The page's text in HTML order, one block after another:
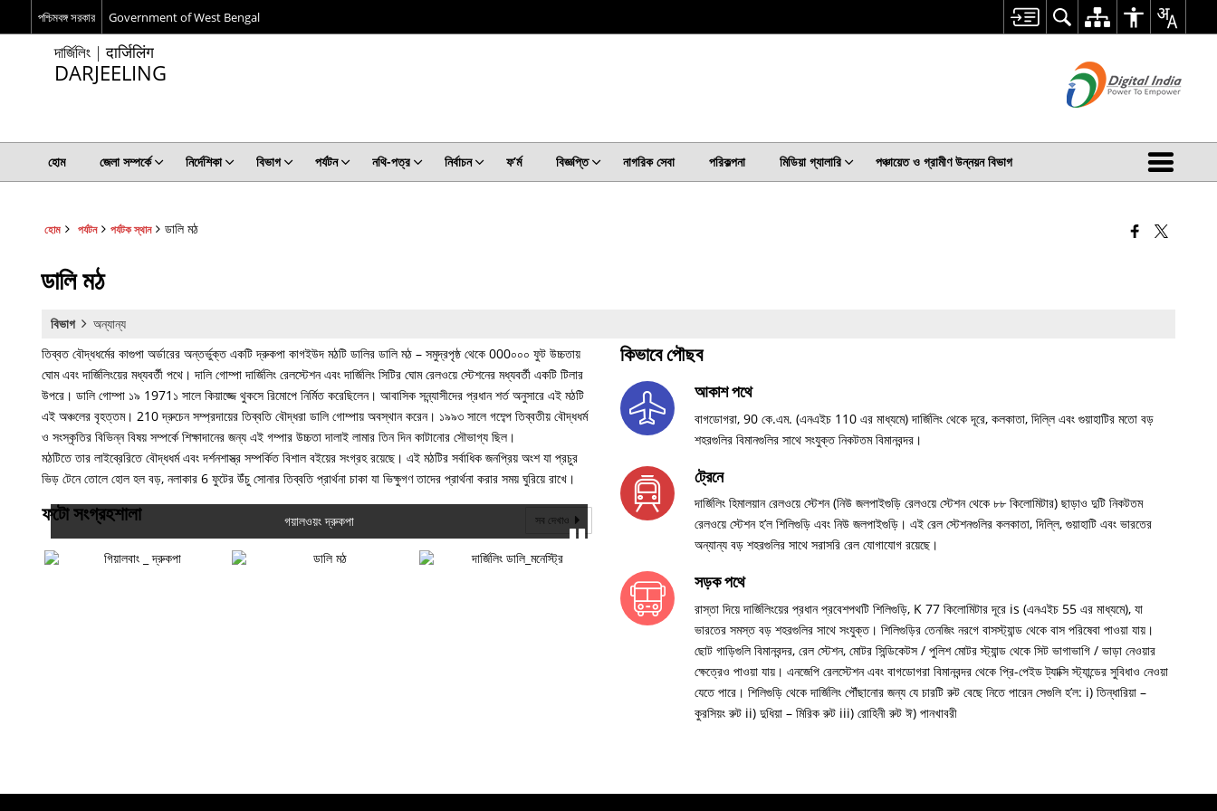
পশ্চিমবঙ্গ সরকার Government of West Bengal
দার্জিলিং | दार्जिलिंग
DARJEELING
হোম জেলা সম্পর্কে নির্দেশিকা বিভাগ পর্যটন নথি-পত্র নির্বাচন ফ’ৰ্ম বিজ্ঞপ্তি নাগরিক সেবা পরিকল্পনা মিডিয়া গ্যালারি পঞ্চায়েত ও গ্রামীণ উন্নয়ন বিভাগ
হোম পর্যটন পর্যটক স্থান ডালি মঠ
ডালি মঠ
বিভাগ
অন্যান্য
তিব্বত বৌদ্ধধর্মের কাগুপা অর্ডারের অন্তর্ভুক্ত একটি দ্রুকপা কাগইউদ মঠটি ডালির ডালি মঠ – সমুদ্রপৃষ্ঠ থেকে 000০০০ ফুট উচ্চতায়
ঘোম এবং দার্জিলিংয়ের মধ্যবর্তী পথে। দালি গোম্পা দার্জিলিং রেলস্টেশন এবং দার্জিলিং সিটির ঘোম রেলওয়ে স্টেশনের মধ্যবর্তী একটি টিলার
উপরে। ডালি গোম্পা ১৯ 1971১ সালে কিয়াজ্জে থুকসে রিমোপে নির্মিত করেছিলেন। আবাসিক সন্ন্যাসীদের প্রধান শর্ত অনুসারে এই মঠটি
এই অঞ্চলের বৃহত্তম। 210 দ্রুচেন সম্প্রদায়ের তিব্বতি বৌদ্ধরা ডালি গোম্পায় অবস্থান করেন। ১৯৯৩ সালে গম্ব্পে তিব্বতীয় বৌদ্ধধর্ম
ও সংস্কৃতির বিভিন্ন বিষয় সম্পর্কে শিক্ষাদানের জন্য এই গম্পার উচ্চতা দালাই লামার তিন দিন কাটানোর সৌভাগ্য ছিল।
মঠটিতে তার লাইব্রেরিতে বৌদ্ধধর্ম এবং দর্শনশাস্ত্র সম্পর্কিত বিশাল বইয়ের সংগ্রহ রয়েছে। এই মঠটির সর্বাধিক জনপ্রিয় অংশ যা প্রচুর
ভিড় টেনে তোলে হোল হল বড়, নলাকার 6 ফুটের উঁচু সোনার তিব্বতি প্রার্থনা চাকা যা ভিক্ষুগণ তাদের প্রার্থনা করার সময় ঘুরিয়ে রাখে।
ফটো সংগ্রহশালা সব দেখাও
গয়ালওয়ং দ্রুকপা
কিভাবে পৌছব
আকাশ পথে
বাগডোগরা, 90 কে.এম. (এনএইচ 110 এর মাধ্যমে) দার্জিলিং থেকে দূরে, কলকাতা, দিল্লি এবং গুয়াহাটির মতো বড়
শহরগুলির বিমানগুলির সাথে সংযুক্ত নিকটতম বিমানবন্দর।
ট্রেনে
দার্জিলিং হিমালয়ান রেলওয়ে স্টেশন (নিউ জলপাইগুড়ি রেলওয়ে স্টেশন থেকে ৮৮ কিলোমিটার) ছাড়াও দুটি নিকটতম
রেলওয়ে স্টেশন হ’ল শিলিগুড়ি এবং নিউ জলপাইগুড়ি। এই রেল স্টেশনগুলির কলকাতা, দিল্লি, গুয়াহাটি এবং ভারতের
অন্যান্য বড় শহরগুলির সাথে সরাসরি রেল যোগাযোগ রয়েছে।
সড়ক পথে
রাস্তা দিয়ে দার্জিলিংয়ের প্রধান প্রবেশপথটি শিলিগুড়ি, K 77 কিলোমিটার দূরে is (এনএইচ 55 এর মাধ্যমে), যা
ভারতের সমস্ত বড় শহরগুলির সাথে সংযুক্ত। শিলিগুড়ির তেনজিং নরগে বাসস্ট্যান্ড থেকে বাস পরিষেবা পাওয়া যায়।
ছোট গাড়িগুলি বিমানবন্দর, রেল স্টেশন, মোটর সিন্ডিকেটস / পুলিশ মোটর স্ট্যান্ড থেকে সিট ভাগাভাগি / ভাড়া নেওয়ার
ক্ষেত্রেও পাওয়া যায়। এনজেপি রেলস্টেশন এবং বাগডোগরা বিমানবন্দর থেকে প্রি-পেইড ট্যাক্সি স্ট্যান্ডের সুবিধাও নেওয়া
যেতে পারে। শিলিগুড়ি থেকে দার্জিলিং পৌঁছানোর জন্য যে চারটি রুট বেছে নিতে পারেন সেগুলি হ’ল: i) তিন্ধারিয়া –
কুরসিয়ং রুট ii) দুধিয়া – মিরিক রুট iii) রোহিনী রুট ঈ) পানখাবরী